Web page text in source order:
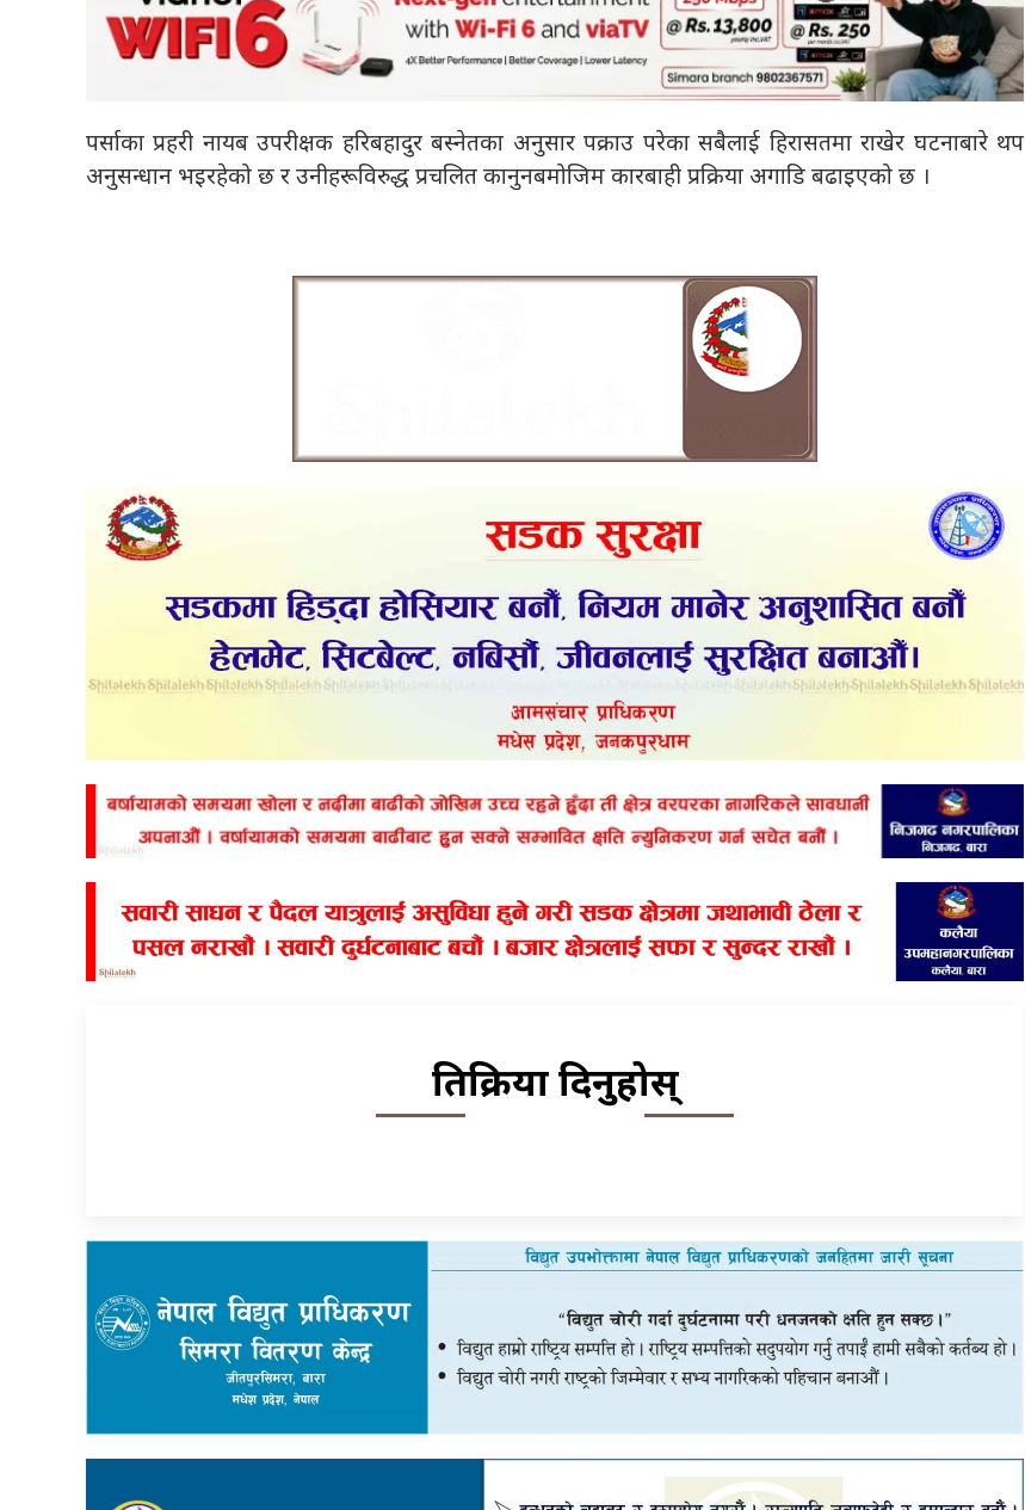
पर्साका प्रहरी नायब उपरीक्षक हरिबहादुर बस्नेतका अनुसार पक्राउ परेका सबैलाई हिरासतमा राखेर घटनाबारे थप
अनुसन्धान भइरहेको छ र उनीहरूविरुद्ध प्रचलित कानुनबमोजिम कारबाही प्रक्रिया अगाडि बढाइएको छ ।
प्रतिक्रिया दिनुहोस्